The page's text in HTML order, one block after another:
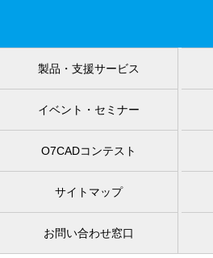
製品・支援サービス
イベント・セミナー
O7CADコンテスト
サイトマップ
お問い合わせ窓口